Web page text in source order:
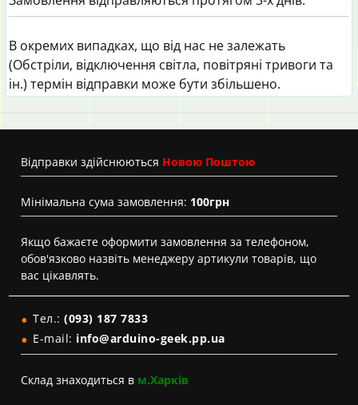
В окремих випадках, що від нас не залежать
(Обстріли, відключення світла, повітряні тривоги та
ін.) термін відправки може бути збільшено.
Вiдправки здійснюються Новою Поштою
Мінімальна сума замовлення: 100грн
Якщо бажаєте оформити замовлення за телефоном,
обов'язково назвіть менеджеру артикули товарів, що
вас цікавлять.
Тел.: (093) 187 7833
E-mail: info@arduino-geek.pp.ua
Склад знаходиться в м.Харків